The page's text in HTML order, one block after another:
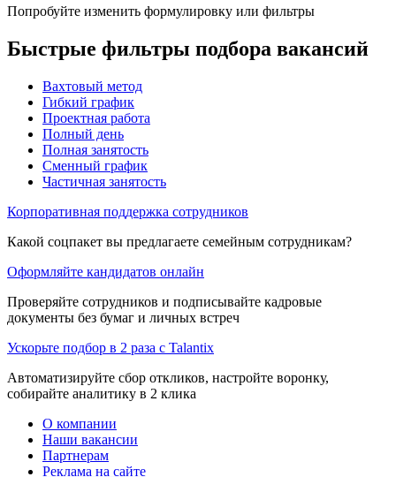
Попробуйте изменить формулировку или фильтры
Быстрые фильтры подбора вакансий
Вахтовый метод
Гибкий график
Проектная работа
Полный день
Полная занятость
Сменный график
Частичная занятость
Корпоративная поддержка сотрудников
Какой соцпакет вы предлагаете семейным сотрудникам?
Оформляйте кандидатов онлайн
Проверяйте сотрудников и подписывайте кадровые
документы без бумаг и личных встреч
Ускорьте подбор в 2 раза с Talantix
Автоматизируйте сбор откликов, настройте воронку,
собирайте аналитику в 2 клика
О компании
Наши вакансии
Партнерам
Реклама на сайте